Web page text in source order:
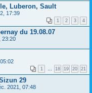
Luberon, Sault
17:39
1 2 3 4
du 19.08.07
23:20
1 18 19 20 21
29
2021, 07:48